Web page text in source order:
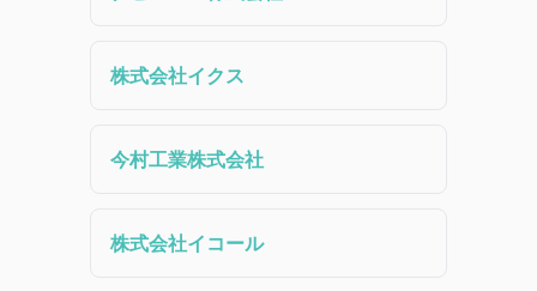
株式会社イクス
今村工業株式会社
株式会社イコール